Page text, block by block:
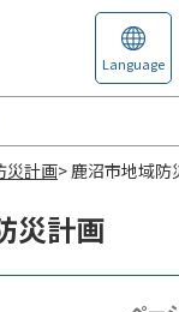
Language
災計画> 鹿沼市地域防
災計画